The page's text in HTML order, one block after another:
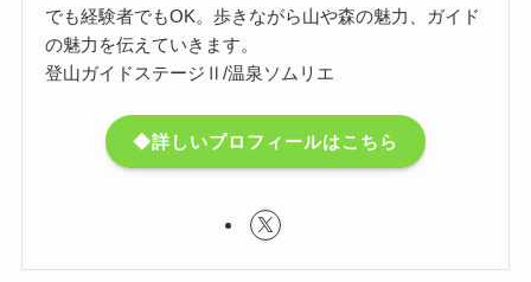
でも経験者でもOK。歩きながら山や森の魅力、ガイド
の魅力を伝えていきます。
登山ガイドステージⅡ/温泉ソムリエ
◆詳しいプロフィールはこちら